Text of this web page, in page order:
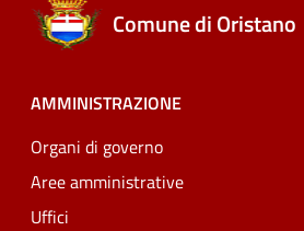
Comune di Oristano
AMMINISTRAZIONE
Organi di governo
Aree amministrative
Uffici